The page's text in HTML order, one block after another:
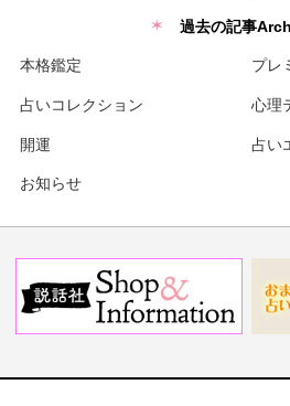
過去の記事
本格鑑定 プレ
占いコレクション 心理
開運 占い
お知らせ